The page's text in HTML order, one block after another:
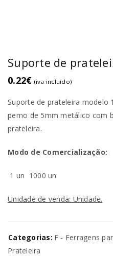
Suporte de
0.22€ (iva incluído)
Suporte de prateleira modelo
perno de 5mm metálico com
prateleira.
Modo de Comercialização:
1 un 1000 un
Unidade de venda: Unidade.
Categorias: F - Ferragens
Prateleira